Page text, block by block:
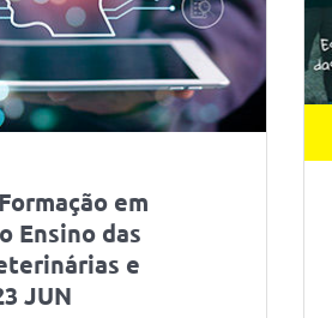
em
Ensino das
e
JUN